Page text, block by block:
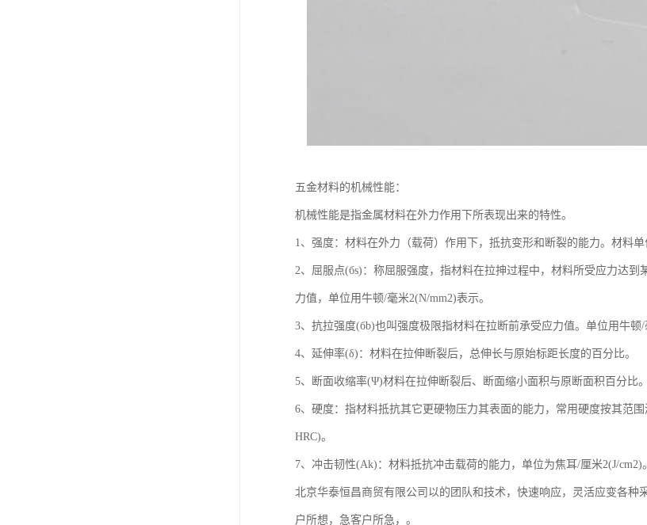
五金材料的机械性能：
机械性能是指金属材料在外力作用下所表现出来的特性。
1、强度：材料在外力（载荷）作用下，抵抗变形和断裂的能力。材料单
2、屈服点(бs)：称屈服强度，指材料在拉抻过程中，材料所受应力达
力值，单位用牛顿/毫米2(N/mm2)表示。
3、抗拉强度(бb)也叫强度极限指材料在拉断前承受应力值。单位用牛顿/
4、延伸率(δ)：材料在拉伸断裂后，总伸长与原始标距长度的百分比。
5、断面收缩率(Ψ)材料在拉伸断裂后、断面缩小面积与原断面积百分比。
6、硬度：指材料抵抗其它更硬物压力其表面的能力，常用硬度按其范
HRC)。
7、冲击韧性(Ak)：材料抵抗冲击载荷的能力，单位为焦耳/厘米2(J/cm2)。
北京华泰恒昌商贸有限公司以的团队和技术，快速响应，灵活应变各
户所想，急客户所急，。